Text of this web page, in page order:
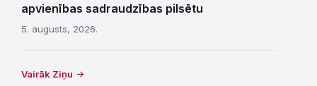
apvienības sadraudzības pilsētu
5. augusts, 2026.
Vairāk Ziņu